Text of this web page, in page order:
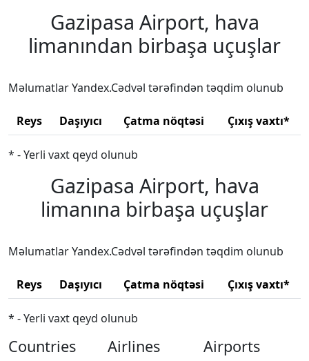
Gazipasa Airport, hava
limanından birbaşa uçuşlar
Məlumatlar Yandex.Cədvəl tərəfindən təqdim olunub
Reys Daşıyıcı Çatma nöqtəsi Çıxış vaxtı*
* - Yerli vaxt qeyd olunub
Gazipasa Airport, hava
limanına birbaşa uçuşlar
Məlumatlar Yandex.Cədvəl tərəfindən təqdim olunub
Reys Daşıyıcı Çatma nöqtəsi Çıxış vaxtı*
* - Yerli vaxt qeyd olunub
Countries Airlines Airports